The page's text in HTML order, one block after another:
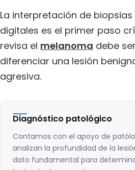
La interpretación de
digitales es el primer paso
revisa el melanoma debe
diferenciar una lesión
agresiva.
Diagnóstico patológico
Contamos con el apoyo de
analizan la profundidad de la
dato fundamental para